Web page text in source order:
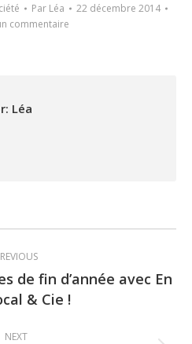
Par Léa
22 décembre 2014
commentaire
Léa
Previous
post:
de fin d’année avec En
& Cie !
NEXT